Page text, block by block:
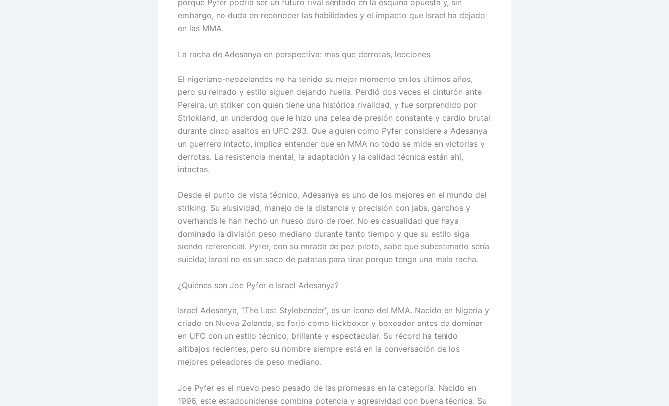
porque Pyfer podría ser un futuro rival sentado en la esquina opuesta y, sin
embargo, no duda en reconocer las habilidades y el impacto que Israel ha dejado
en las MMA.
La racha de Adesanya en perspectiva: más que derrotas, lecciones
El nigeriano-neozelandés no ha tenido su mejor momento en los últimos años,
pero su reinado y estilo siguen dejando huella. Perdió dos veces el cinturón ante
Pereira, un striker con quien tiene una histórica rivalidad, y fue sorprendido por
Strickland, un underdog que le hizo una pelea de presión constante y cardio brutal
durante cinco asaltos en UFC 293. Que alguien como Pyfer considere a Adesanya
un guerrero intacto, implica entender que en MMA no todo se mide en victorias y
derrotas. La resistencia mental, la adaptación y la calidad técnica están ahí,
intactas.
Desde el punto de vista técnico, Adesanya es uno de los mejores en el mundo del
striking. Su elusividad, manejo de la distancia y precisión con jabs, ganchos y
overhands le han hecho un hueso duro de roer. No es casualidad que haya
dominado la división peso mediano durante tanto tiempo y que su estilo siga
siendo referencial. Pyfer, con su mirada de pez piloto, sabe que subestimarlo sería
suicida; Israel no es un saco de patatas para tirar porque tenga una mala racha.
¿Quiénes son Joe Pyfer e Israel Adesanya?
Israel Adesanya, “The Last Stylebender”, es un ícono del MMA. Nacido en Nigeria y
criado en Nueva Zelanda, se forjó como kickboxer y boxeador antes de dominar
en UFC con un estilo técnico, brillante y espectacular. Su récord ha tenido
altibajos recientes, pero su nombre siempre está en la conversación de los
mejores peleadores de peso mediano.
Joe Pyfer es el nuevo peso pesado de las promesas en la categoría. Nacido en
1996, este estadounidense combina potencia y agresividad con buena técnica. Su